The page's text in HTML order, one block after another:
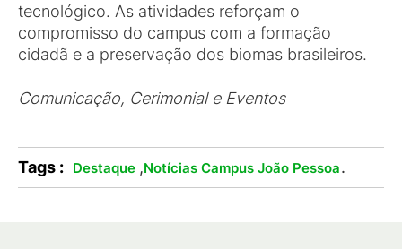
tecnológico. As atividades reforçam o
compromisso do campus com a formação
cidadã e a preservação dos biomas brasileiros.
Comunicação, Cerimonial e Eventos
Tags : Destaque ,Notícias Campus João Pessoa.